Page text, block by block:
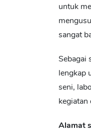
untuk
sangat
Sebagai
lengkap
seni,
Alamat